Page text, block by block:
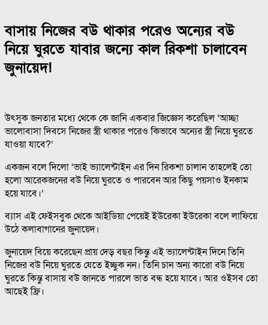
বাসায় নিজের বউ থাকার পরেও অন্যের বউ
নিয়ে ঘুরতে যাবার জন্যে কাল রিকশা চালাবেন
জুনায়েদ!
উৎসুক জনতার মধ্যে থেকে কে জানি একবার জিজ্ঞেস করেছিল ‘আচ্ছা
ভালোবাসা দিবসে নিজের স্ত্রী থাকার পরেও কিভাবে অন্যের স্ত্রী নিয়ে ঘুরতে
যাওয়া যাবে?’
একজন বলে দিলো ‘ভাই ভ্যালেন্টাইন এর দিন রিকশা চালান তাহলেই তো
হলো আরেকজনের বউ নিয়ে ঘুরতে ও পারবেন আর কিছু পয়সাও ইনকাম
হয়ে যাবে।’
ব্যাস এই ফেইসবুক থেকে আইডিয়া পেয়েই ইউরেকা ইউরেকা বলে লাফিয়ে
উঠে কলাবাগানের জুনায়েদ।
জুনায়েদ বিয়ে করেছেন প্রায় দেড় বছর কিন্তু এই ভ্যালেন্টাইন দিনে তিনি
নিজের বউ নিয়ে ঘুরতে যেতে ইচ্ছুক নন। তিনি চান অন্য কারো বউ নিয়ে
ঘুরতে কিন্তু বাসায় বউ জানতে পারলে ভাত বন্ধ হয়ে যাবে। আর ওইসব তো
আছেই ফ্রি।